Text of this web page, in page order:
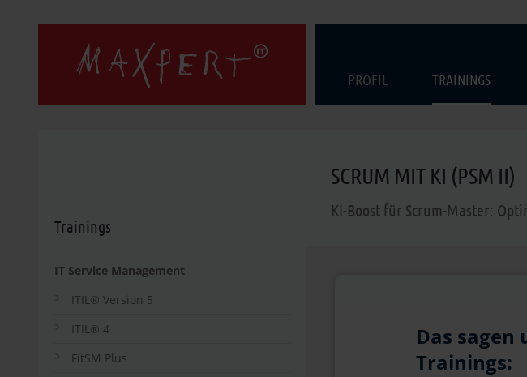
PROFIL TRAININGS
Trainings
IT Service Management
ITIL® Version 5
ITIL® 4
FitSM Plus
SCRUM MIT KI (PSM II)
KI-Boost für Scrum-Master:
Das
Trainings: